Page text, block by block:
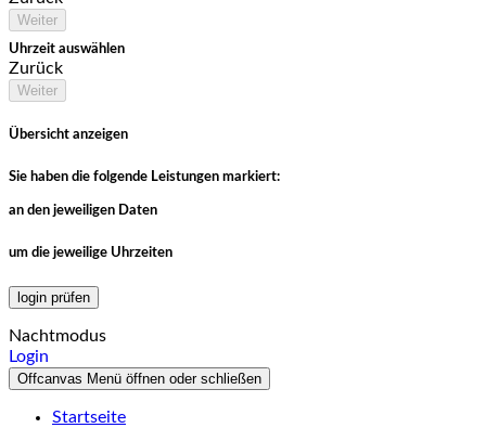
Weiter
Uhrzeit auswählen
Zurück
Weiter
Übersicht anzeigen
Sie haben die folgende Leistungen markiert:
an den jeweiligen Daten
um die jeweilige Uhrzeiten
login prüfen
Nachtmodus
Login
Offcanvas Menü öffnen oder schließen
Startseite